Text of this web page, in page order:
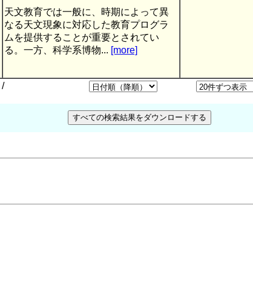
天文教育では一般に、時期によって異
なる天文現象に対応した教育プログラ
ムを提供することが重要とされてい
る。一方、科学系博物... [more]
/